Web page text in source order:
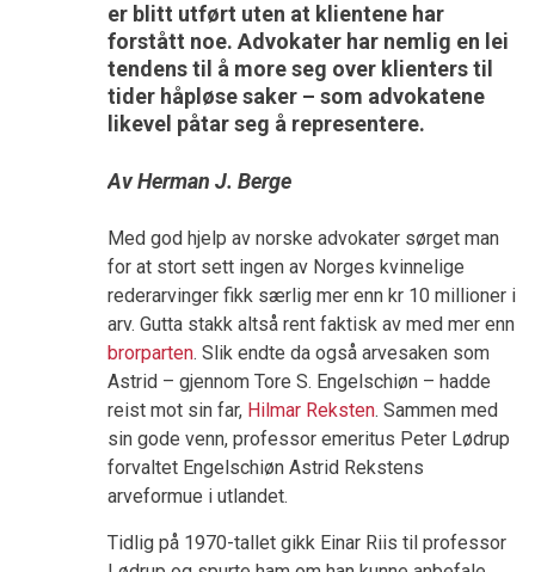
er blitt utført uten at klientene har
forstått noe. Advokater har nemlig en lei
tendens til å more seg over klienters til
tider håpløse saker – som advokatene
likevel påtar seg å representere.
Av Herman J. Berge
Med god hjelp av norske advokater sørget man
for at stort sett ingen av Norges kvinnelige
rederarvinger fikk særlig mer enn kr 10 millioner i
arv. Gutta stakk altså rent faktisk av med mer enn
brorparten. Slik endte da også arvesaken som
Astrid – gjennom Tore S. Engelschiøn – hadde
reist mot sin far, Hilmar Reksten. Sammen med
sin gode venn, professor emeritus Peter Lødrup
forvaltet Engelschiøn Astrid Rekstens
arveformue i utlandet.
Tidlig på 1970-tallet gikk Einar Riis til professor